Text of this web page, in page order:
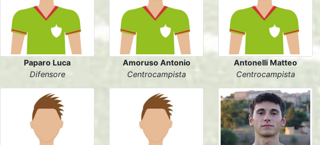
Paparo Luca
Difensore
Amoruso Antonio
Centrocampista
Antonelli Matteo
Centrocampista